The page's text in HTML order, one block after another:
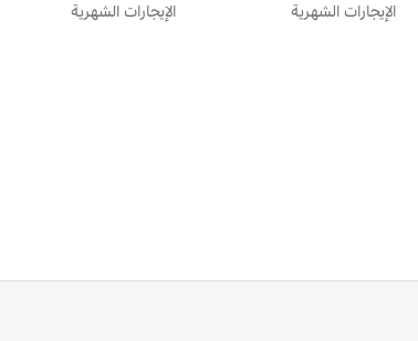
الإيجارات الشهرية
الإيجارات الشهرية